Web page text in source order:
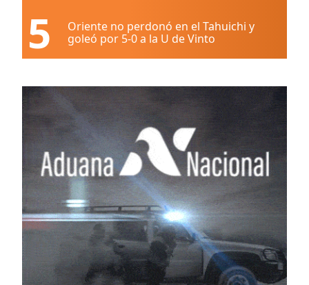
5
Oriente no perdonó en el Tahuichi y
goleó por 5-0 a la U de Vinto